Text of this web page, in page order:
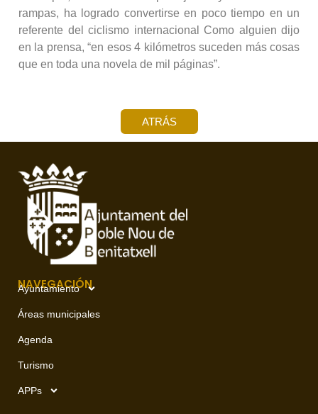
rampas, ha logrado convertirse en poco tiempo en un
referente del ciclismo internacional Como alguien dijo
en la prensa, “en esos 4 kilómetros suceden más cosas
que en toda una novela de mil páginas”.
ATRÁS
NAVEGACIÓN
Ayuntamiento
Áreas municipales
Agenda
Turismo
APPs